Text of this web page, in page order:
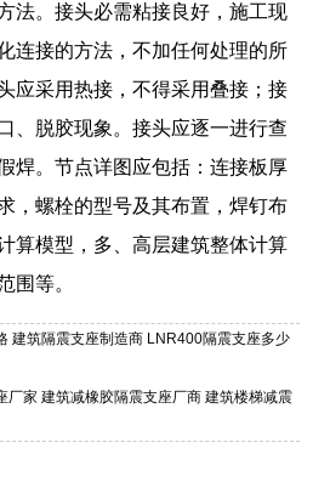
法。接头必需粘接良好，施工现
连接的方法，不加任何处理的所
应采用热接，不得采用叠接；接
、脱胶现象。接头应逐一进行查
焊。节点详图应包括：连接板厚
，螺栓的型号及其布置，焊钉布
算模型，多、高层建筑整体计算
围等。
建筑隔震支座制造商 LNR400隔震支座多少
厂家 建筑减橡胶隔震支座厂商 建筑楼梯减震